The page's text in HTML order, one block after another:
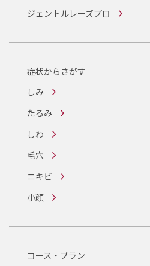
ジェントルレーズプロ
症状からさがす
しみ
たるみ
しわ
毛穴
ニキビ
小顔
コース・プラン